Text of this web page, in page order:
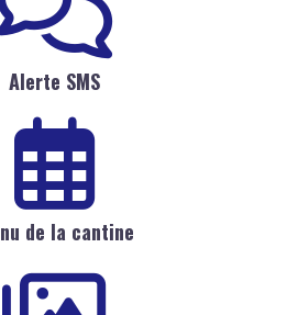
Alerte SMS
de la cantine